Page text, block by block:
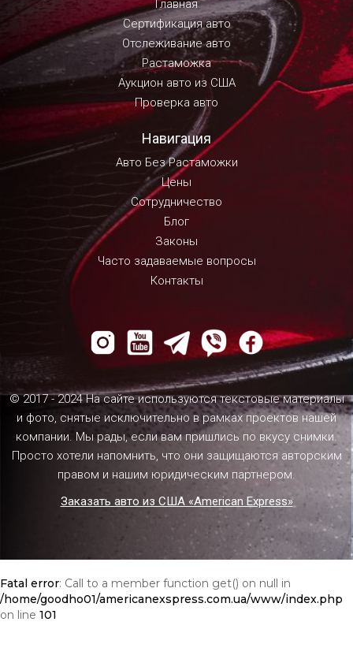
Главная
Сертификация авто
Отслеживание авто
Растаможка
Аукцион авто из США
Проверка авто
Навигация
Авто Без Растаможки
Цены
Сотрудничество
Блог
Законы
Часто задаваемые вопросы
Контакты
© 2017 - 2024 На сайте используются текстовые материалы
и фото, снятые исключительно в рамках проектов нашей
компании. Мы рады, если вам пришлись по вкусу снимки.
Просто хотели напомнить, что они защищаются авторским
правом и нашим юридическим партнером.
Заказать авто из США «American Express»
Fatal error: Call to a member function get() on null in
/home/goodho01/americanexspress.com.ua/www/index.php
on line 101